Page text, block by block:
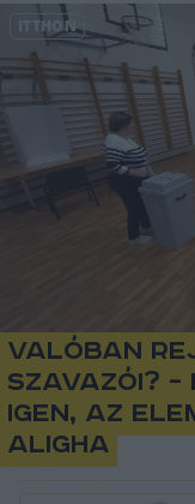
ITTHON
Valóban
szavazói?
igen, az
aligha